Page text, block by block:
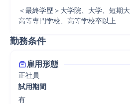
＜最終学歴＞大学院、大学、短期
高等専門学校、高等学校卒以上
勤務条件
雇用形態
正社員
試用期間
有